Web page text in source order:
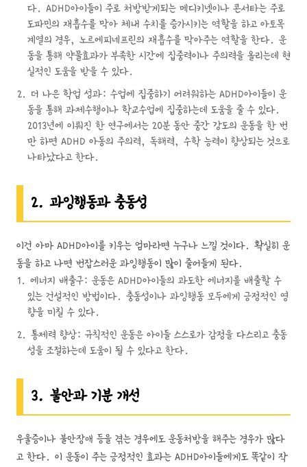
다. ADHD아이들이 주로 처방받게되는 메디키넷이나 콘서타는 주로
도파민의 재흡수를 막아 체내 수치를 증가시키는 역할을 하고 아토목
계열의 경우, 노르에피네프린의 재흡수를 막아주는 역할을 한다. 운
동을 통해 약물효과가 부족한 시간에 집중력이나 주의력을 올리는데 현
실적인 도움을 받을 수 있다.
더 나은 학업 성과: 수업에 집중하기 어려워하는 ADHD아이들이 운
동을 통해 과제수행이나 학교수업에 집중하는데 도움을 줄 수 있다.
2013년에 이뤄진 한 연구에서는 20분 동안 중간 강도의 운동을 한 번
만 하면 ADHD 아동의 주의력, 독해력, 수학 능력이 향상되는 것으로
나타났다고 한다.
2. 과잉행동과 충동성
이건 아마 ADHD아이를 키우는 엄마라면 누구나 느낄 것이다. 확실히 운
동을 하고 나면 번잡스러운 과잉행동이 많이 줄어들게 된다.
에너지 배출구: 운동은 ADHD아이들의 과도한 에너지를 배출할 수
있는 건설적인 방법이다. 충동성이나 과잉행동 모두에게 긍정적인 영
향을 미칠 수 있다.
통제력 향상: 규칙적인 운동은 아이들 스스로가 감정을 다스리고 충동
성을 조절하는데 도움이 될 수 있다고 한다.
3. 불안과 기분 개선
우울증이나 불안장애 등을 겪는 경우에도 운동처방을 해주는 경우가 많다
고 한다. 이 운동이 주는 긍정적인 효과는 ADHD아이들에게도 똑같이 작